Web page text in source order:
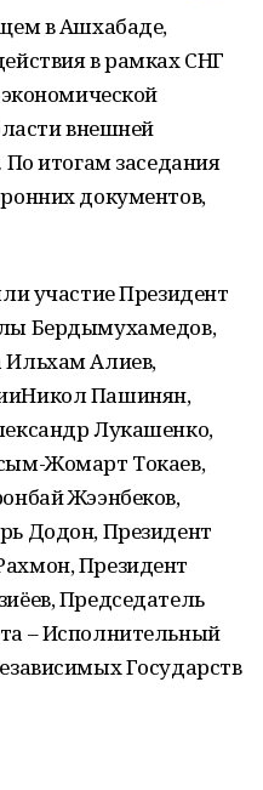
в Ашхабаде,
в рамках СНГ
внешней
итогам заседания
документов,
участие Президент
Бердымухамедов,
Ильхам Алиев,
Пашинян,
Лукашенко,
Жомарт Токаев,
Жээнбеков,
Додон, Президент
Президент
Председатель
– Исполнительный
Государств